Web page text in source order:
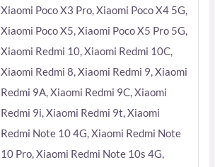
Xiaomi Poco X3 Pro, Xiaomi Poco X4 5G,
Xiaomi Poco X5, Xiaomi Poco X5 Pro 5G,
Xiaomi Redmi 10, Xiaomi Redmi 10C,
Xiaomi Redmi 8, Xiaomi Redmi 9, Xiaomi
Redmi 9A, Xiaomi Redmi 9C, Xiaomi
Redmi 9i, Xiaomi Redmi 9t, Xiaomi
Redmi Note 10 4G, Xiaomi Redmi Note
10 Pro, Xiaomi Redmi Note 10s 4G,